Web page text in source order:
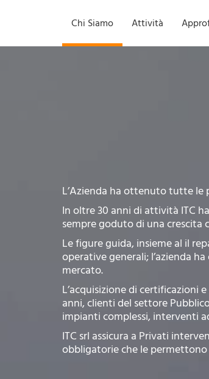
Chi Siamo Attività
L’Azienda ha ottenuto tutte
In oltre 30 anni di attività ITC
sempre goduto di una crescita
Le figure guida, insieme al il
operative generali; l’azienda
mercato.
L’acquisizione di certificazioni
anni, clienti del settore
impianti complessi, interventi
ITC srl assicura a Privati
obbligatorie che le permettono